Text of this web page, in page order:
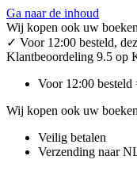
Ga naar de inhoud
Wij kopen ook uw
✓ Voor 12:00 besteld,
Klantbeoordeling 9.5 op
Voor 12:00 besteld
Wij kopen ook uw
Veilig betalen
Verzending naar